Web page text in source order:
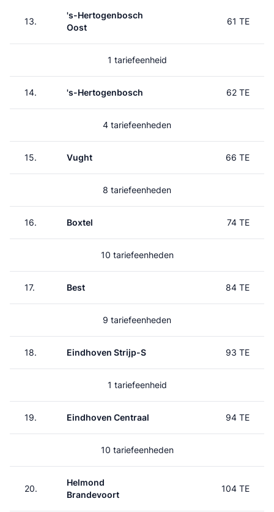
13.
's-Hertogenbosch
Oost
61 TE
1 tariefeenheid
14. 's-Hertogenbosch 62 TE
4 tariefeenheden
15. Vught 66 TE
8 tariefeenheden
16. Boxtel 74 TE
10 tariefeenheden
17. Best 84 TE
9 tariefeenheden
18. Eindhoven Strijp-S 93 TE
1 tariefeenheid
19. Eindhoven Centraal 94 TE
10 tariefeenheden
20.
Helmond
Brandevoort
104 TE